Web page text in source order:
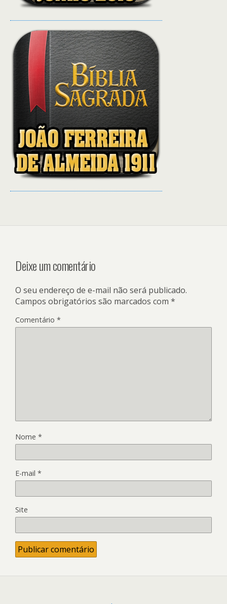
Deixe um comentário
O seu endereço de e-mail não será publicado.
Campos obrigatórios são marcados com *
Comentário *
Nome *
E-mail *
Site